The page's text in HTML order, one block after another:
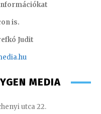
is.
Judit
MEDIA
utca 22.